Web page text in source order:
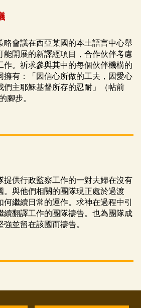
略會議在西亞某國的本土語言中心舉
能開展的新譯經項目，合作伙伴考慮
作。祈求參與其中的每個伙伴機構的
擁有：「因信心所做的工夫，因愛心
們主耶穌基督所存的忍耐」（帖前
腳步。
提供行政監察工作的一對夫婦在沒有
。與他們相關的團隊現正處於過渡
繼續日常的運作。求神在過程中引
續翻譯工作的團隊禱告。也為團隊成
並留在該國而禱告。